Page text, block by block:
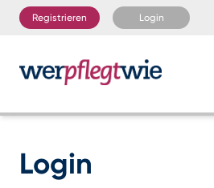
Registrieren Login
Login